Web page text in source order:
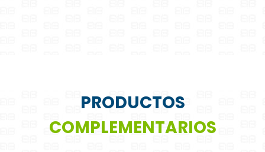
PRODUCTOS
COMPLEMENTARIOS